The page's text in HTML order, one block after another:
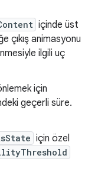
içinde üst
çıkış animasyonu
ilgili uç
için
geçerli süre.
için özel